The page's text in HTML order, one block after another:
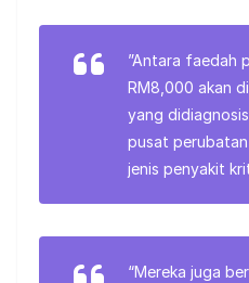
”Antara faedah
RM8,000 akan
yang
pusat
jenis penyakit
“Mereka juga